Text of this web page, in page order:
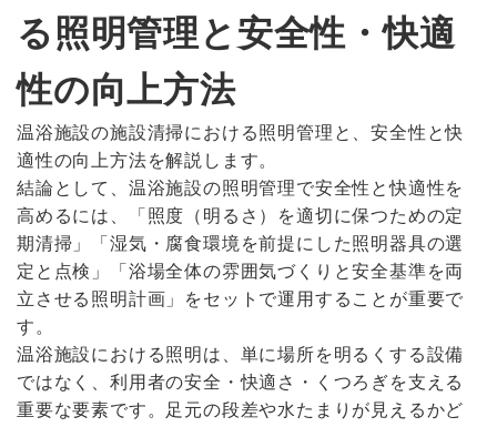
る照明管理と安全性・快適
性の向上方法
温浴施設の施設清掃における照明管理と、安全性と快
適性の向上方法を解説します。
結論として、温浴施設の照明管理で安全性と快適性を
高めるには、「照度（明るさ）を適切に保つための定
期清掃」「湿気・腐食環境を前提にした照明器具の選
定と点検」「浴場全体の雰囲気づくりと安全基準を両
立させる照明計画」をセットで運用することが重要で
す。
温浴施設における照明は、単に場所を明るくする設備
ではなく、利用者の安全・快適さ・くつろぎを支える
重要な要素です。足元の段差や水たまりが見えるかど